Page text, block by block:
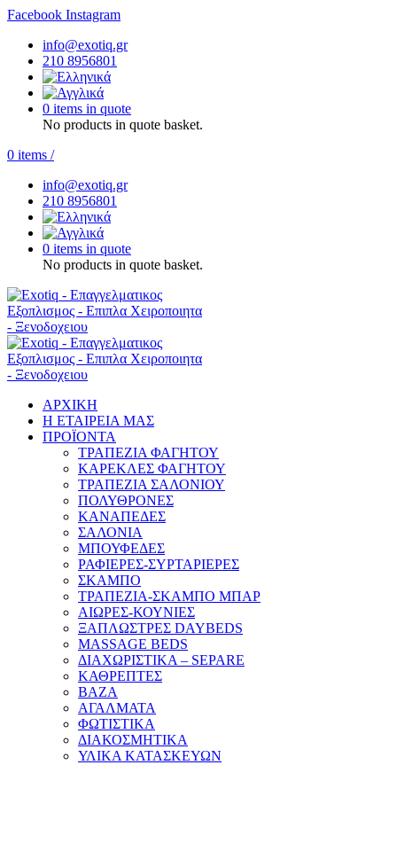
Facebook Instagram
info@exotiq.gr
210 8956801
0 items in quote
No products in quote basket.
0 items /
info@exotiq.gr
210 8956801
0 items in quote
No products in quote basket.
ΑΡΧΙΚΗ
Η ΕΤΑΙΡΕΙΑ ΜΑΣ
ΠΡΟΪΟΝΤΑ
ΤΡΑΠΕΖΙΑ ΦΑΓΗΤΟΥ
ΚΑΡΕΚΛΕΣ ΦΑΓΗΤΟΥ
ΤΡΑΠΕΖΙΑ ΣΑΛΟΝΙΟΥ
ΠΟΛΥΘΡΟΝΕΣ
ΚΑΝΑΠΕΔΕΣ
ΣΑΛΟΝΙΑ
ΜΠΟΥΦΕΔΕΣ
ΡΑΦΙΕΡΕΣ-ΣΥΡΤΑΡΙΕΡΕΣ
ΣΚΑΜΠΟ
ΤΡΑΠΕΖΙΑ-ΣΚΑΜΠΟ ΜΠΑΡ
ΑΙΩΡΕΣ-ΚΟΥΝΙΕΣ
ΞΑΠΛΩΣΤΡΕΣ DAYBEDS
MASSAGE BEDS
ΔΙΑΧΩΡΙΣΤΙΚΑ – SEPARE
ΚΑΘΡΕΠΤΕΣ
ΒΑΖΑ
ΑΓΑΛΜΑΤΑ
ΦΩΤΙΣΤΙΚΑ
ΔΙΑΚΟΣΜΗΤΙΚΑ
ΥΛΙΚΑ ΚΑΤΑΣΚΕΥΩΝ